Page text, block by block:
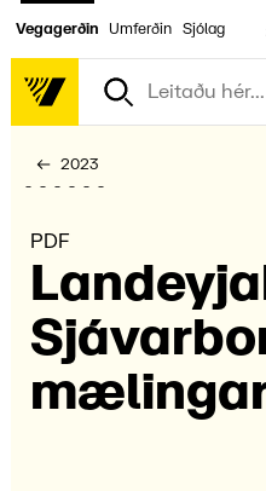
Vegagerðin Umferðin Sjólag
2023
PDF